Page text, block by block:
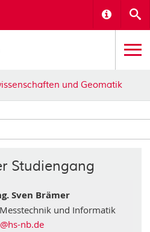
und Geomatik
Studiengang
Sven Brämer
und Informatik
nb.de